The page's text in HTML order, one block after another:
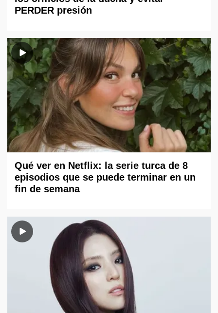
PERDER presión
Qué ver en Netflix: la serie turca de 8
episodios que se puede terminar en un
fin de semana